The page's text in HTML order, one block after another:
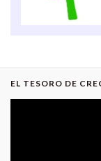
EL TESORO DE